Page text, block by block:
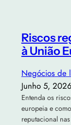
Riscos
à União
Negócios de
Junho 5, 2026
Entenda os
europeia e
reputacional